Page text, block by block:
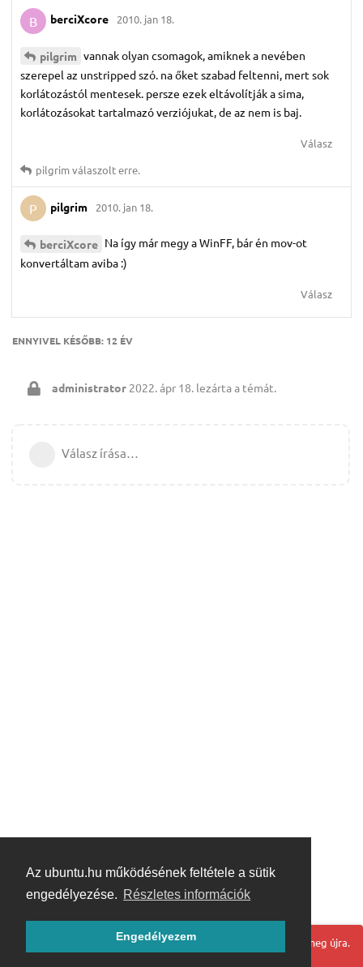
Az ubuntu.hu működésének feltétele a sütik
engedélyezése. Részletes információk
Engedélyezem
B berciXcore 2010. jan 18.
pilgrim vannak olyan csomagok, amiknek a nevében
szerepel az unstripped szó. na őket szabad feltenni, mert sok
korlátozástól mentesek. persze ezek eltávolítják a sima,
korlátozásokat tartalmazó verziójukat, de az nem is baj.
Válasz
pilgrimválaszolt erre.
P pilgrim 2010. jan 18.
berciXcore Na így már megy a WinFF, bár én mov-ot
konvertáltam aviba :)
Válasz
ENNYIVEL KÉSŐBB: 12 ÉV
administrator 2022. ápr 18. lezárta a témát.
Válasz írása…
Hoppá! Valami hiba történt. Frissítse az oldalt és próbálja meg újra.